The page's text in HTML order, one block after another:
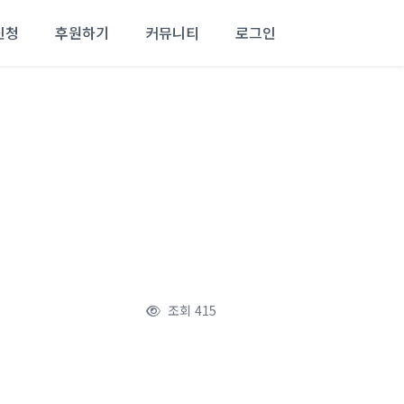
청 후원하기 커뮤니티 로그인
조회 415